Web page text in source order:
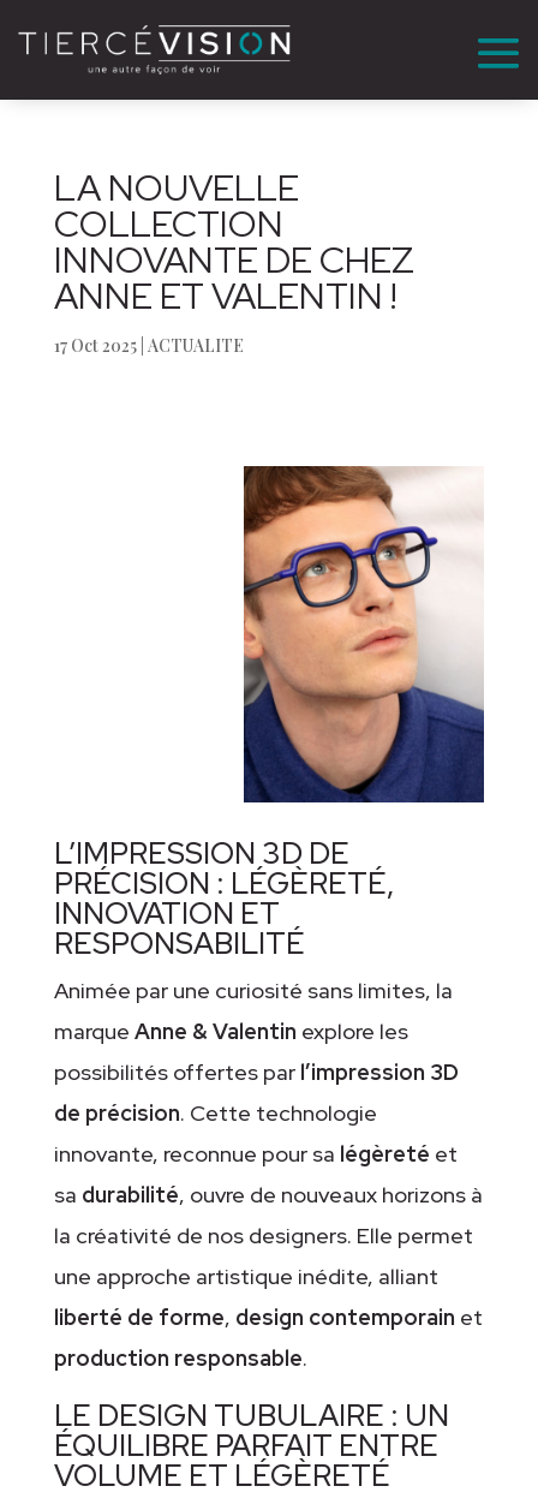
LA NOUVELLE
COLLECTION
INNOVANTE DE CHEZ
ANNE ET VALENTIN !
17 Oct 2025| ACTUALITE
L’IMPRESSION 3D DE
PRÉCISION : LÉGÈRETÉ,
INNOVATION ET
RESPONSABILITÉ
Animée par une curiosité sans limites, la
marque Anne & Valentin explore les
possibilités offertes par l’impression 3D
de précision. Cette technologie
innovante, reconnue pour sa légèreté et
sa durabilité, ouvre de nouveaux horizons à
la créativité de nos designers. Elle permet
une approche artistique inédite, alliant
liberté de forme, design contemporain et
production responsable.
LE DESIGN TUBULAIRE : UN
ÉQUILIBRE PARFAIT ENTRE
VOLUME ET LÉGÈRETÉ